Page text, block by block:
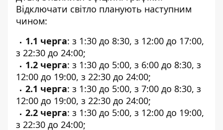
Відключати світло планують наступним
чином:
1.1 черга: з 1:30 до 8:30, з 12:00 до 17:00,
з 22:30 до 24:00;
1.2 черга: з 1:30 до 5:00, з 6:00 до 8:30, з
12:00 до 19:00, з 22:30 до 24:00;
2.1 черга: з 1:30 до 5:00, з 7:00 до 8:30, з
12:00 до 19:00, з 22:30 до 24:00;
2.2 черга: з 1:30 до 5:00, з 12:00 до 19:00,
з 22:30 до 24:00;